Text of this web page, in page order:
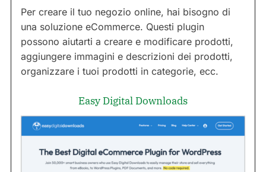
Per creare il tuo negozio online, hai bisogno di
una soluzione eCommerce. Questi plugin
possono aiutarti a creare e modificare prodotti,
aggiungere immagini e descrizioni dei prodotti,
organizzare i tuoi prodotti in categorie, ecc.
Easy Digital Downloads